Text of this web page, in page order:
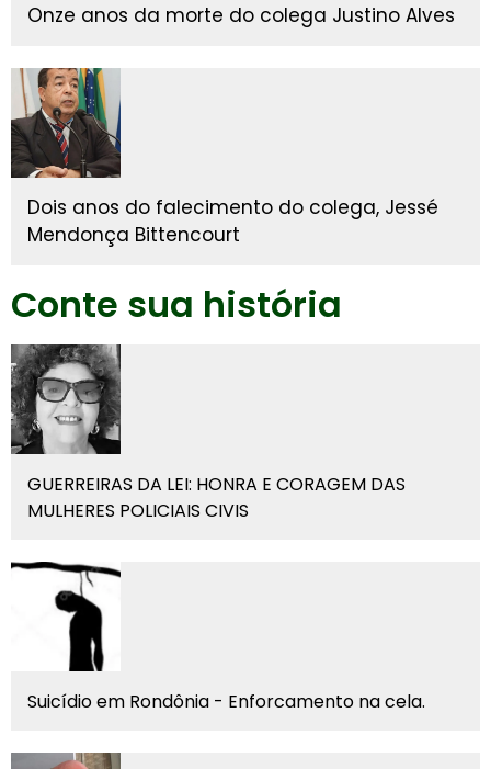
Onze anos da morte do colega Justino Alves
Dois anos do falecimento do colega, Jessé
Mendonça Bittencourt
Conte sua história
GUERREIRAS DA LEI: HONRA E CORAGEM DAS
MULHERES POLICIAIS CIVIS
Suicídio em Rondônia - Enforcamento na cela.